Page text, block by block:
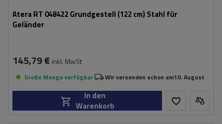
Atera RT 048422 Grundgestell (122 cm) Stahl für
Geländer
145,79 € inkl. MwSt
Große Menge verfügbar Wir versenden schon am10. August
In den
Warenkorb